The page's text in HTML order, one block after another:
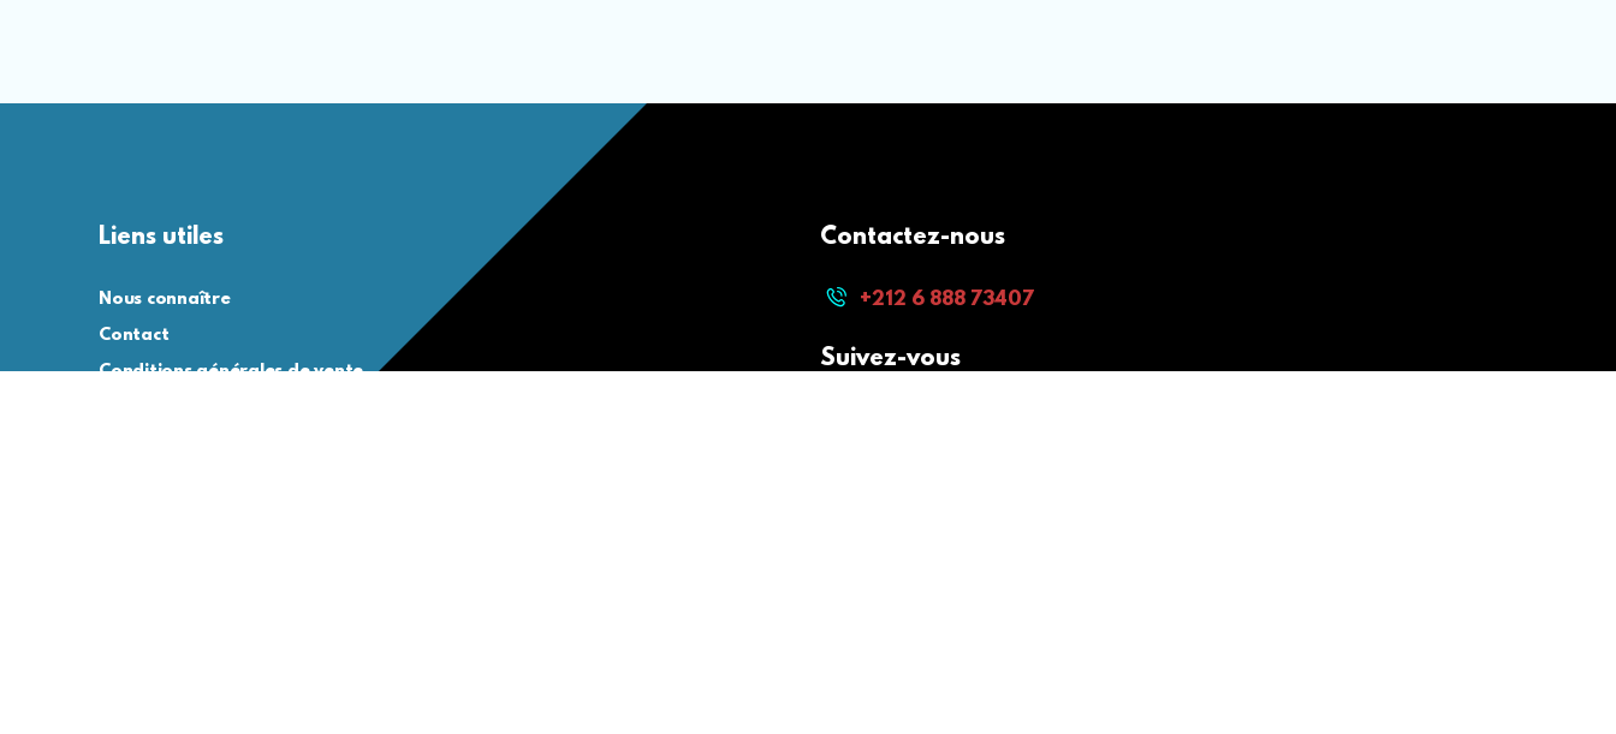
Liens utiles
Nous connaître
Contact
Conditions générales de vente
Contactez-nous
+212 6 888 73407
Suivez-vous